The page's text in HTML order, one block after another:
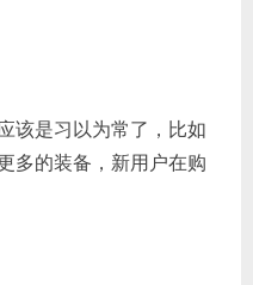
该是习以为常了，比如
多的装备，新用户在购